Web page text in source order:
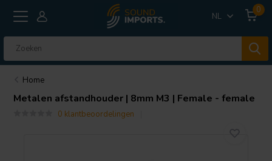
NL
0
Home
Metalen afstandhouder | 8mm M3 | Female - female
0 klantbeoordelingen